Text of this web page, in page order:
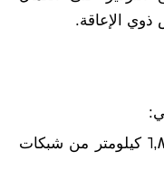
ذوي الإعاقة.
- إعادة تأهيل أربعة محطات مياه و6,8 كيلومتر من شبكات